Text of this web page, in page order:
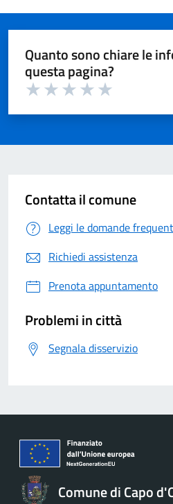
Quanto sono chiare le
questa pagina?
Contatta il comune
Leggi le domande
Richiedi assistenza
Prenota appuntamento
Problemi in città
Segnala disservizio
Comune di Capo